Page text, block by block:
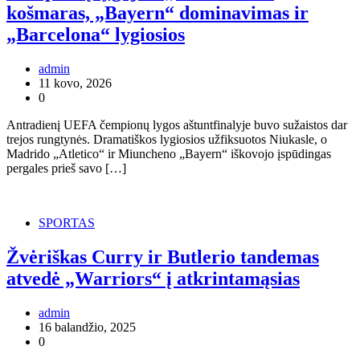
košmaras, „Bayern“ dominavimas ir
„Barcelona“ lygiosios
admin
11 kovo, 2026
0
Antradienį UEFA čempionų lygos aštuntfinalyje buvo sužaistos dar
trejos rungtynės. Dramatiškos lygiosios užfiksuotos Niukasle, o
Madrido „Atletico“ ir Miuncheno „Bayern“ iškovojo įspūdingas
pergales prieš savo […]
SPORTAS
Žvėriškas Curry ir Butlerio tandemas
atvedė „Warriors“ į atkrintamąsias
admin
16 balandžio, 2025
0